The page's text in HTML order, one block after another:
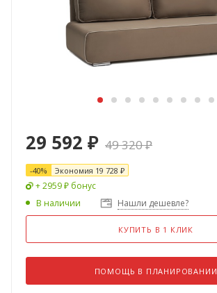
29 592 ₽ 49 320₽
-40% Экономия 19 728 ₽
+ 2959 ₽ бонус
В наличии
Нашли дешевле?
КУПИТЬ В 1 КЛИК
ПОМОЩЬ В ПЛАНИРОВАНИИ